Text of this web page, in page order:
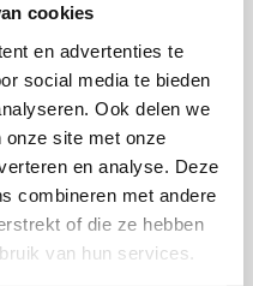
cookies
en advertenties te
social media te bieden
Ook delen we
onze site met onze
en analyse. Deze
combineren met andere
of die ze hebben
van hun services.
merk past
Van AGM tot
merken die we
makkelijker